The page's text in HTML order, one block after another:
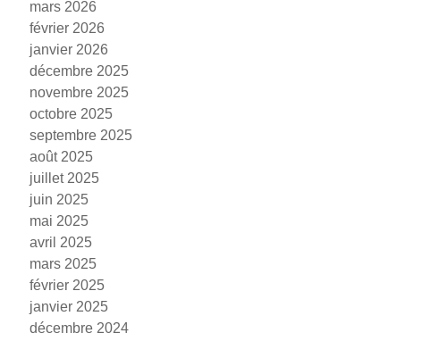
mars 2026
février 2026
janvier 2026
décembre 2025
novembre 2025
octobre 2025
septembre 2025
août 2025
juillet 2025
juin 2025
mai 2025
avril 2025
mars 2025
février 2025
janvier 2025
décembre 2024